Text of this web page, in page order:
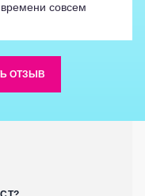
совсем
ОТЗЫВ